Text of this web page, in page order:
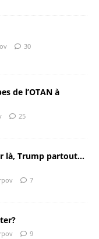
30
de l’OTAN à
25
là, Trump partout…
7
9